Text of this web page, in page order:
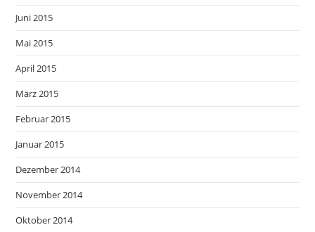
Juni 2015
Mai 2015
April 2015
März 2015
Februar 2015
Januar 2015
Dezember 2014
November 2014
Oktober 2014